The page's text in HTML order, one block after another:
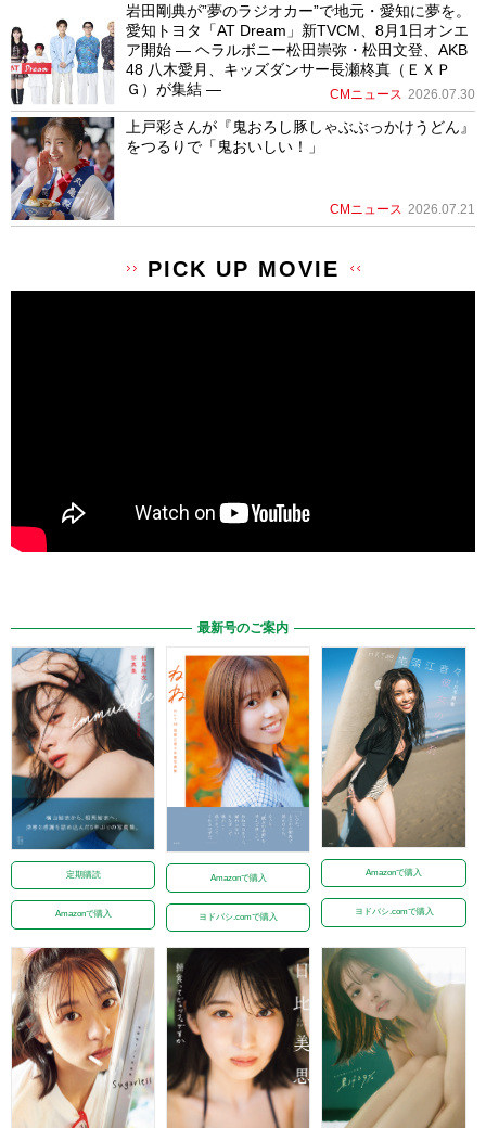
岩田剛典が”夢のラジオカー”で地元・愛知に夢を。
愛知トヨタ「AT Dream」新TVCM、8月1日オンエ
ア開始 ― ヘラルボニー松田崇弥・松田文登、AKB
48 八木愛月、キッズダンサー長瀬柊真（ＥＸＰ
Ｇ）が集結 ―
CMニュース 2026.07.30
上戸彩さんが『鬼おろし豚しゃぶぶっかけうどん』
をつるりで「鬼おいしい！」
CMニュース 2026.07.21
PICK UP MOVIE
最新号のご案内
定期購読
Amazonで購入
Amazonで購入
ヨドバシ.comで購入
Amazonで購入
ヨドバシ.comで購入